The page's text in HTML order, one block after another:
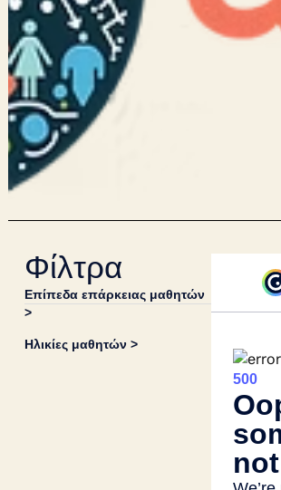
Φίλτρα
Επίπεδα επάρκειας μαθητών
>
Ηλικίες μαθητών >